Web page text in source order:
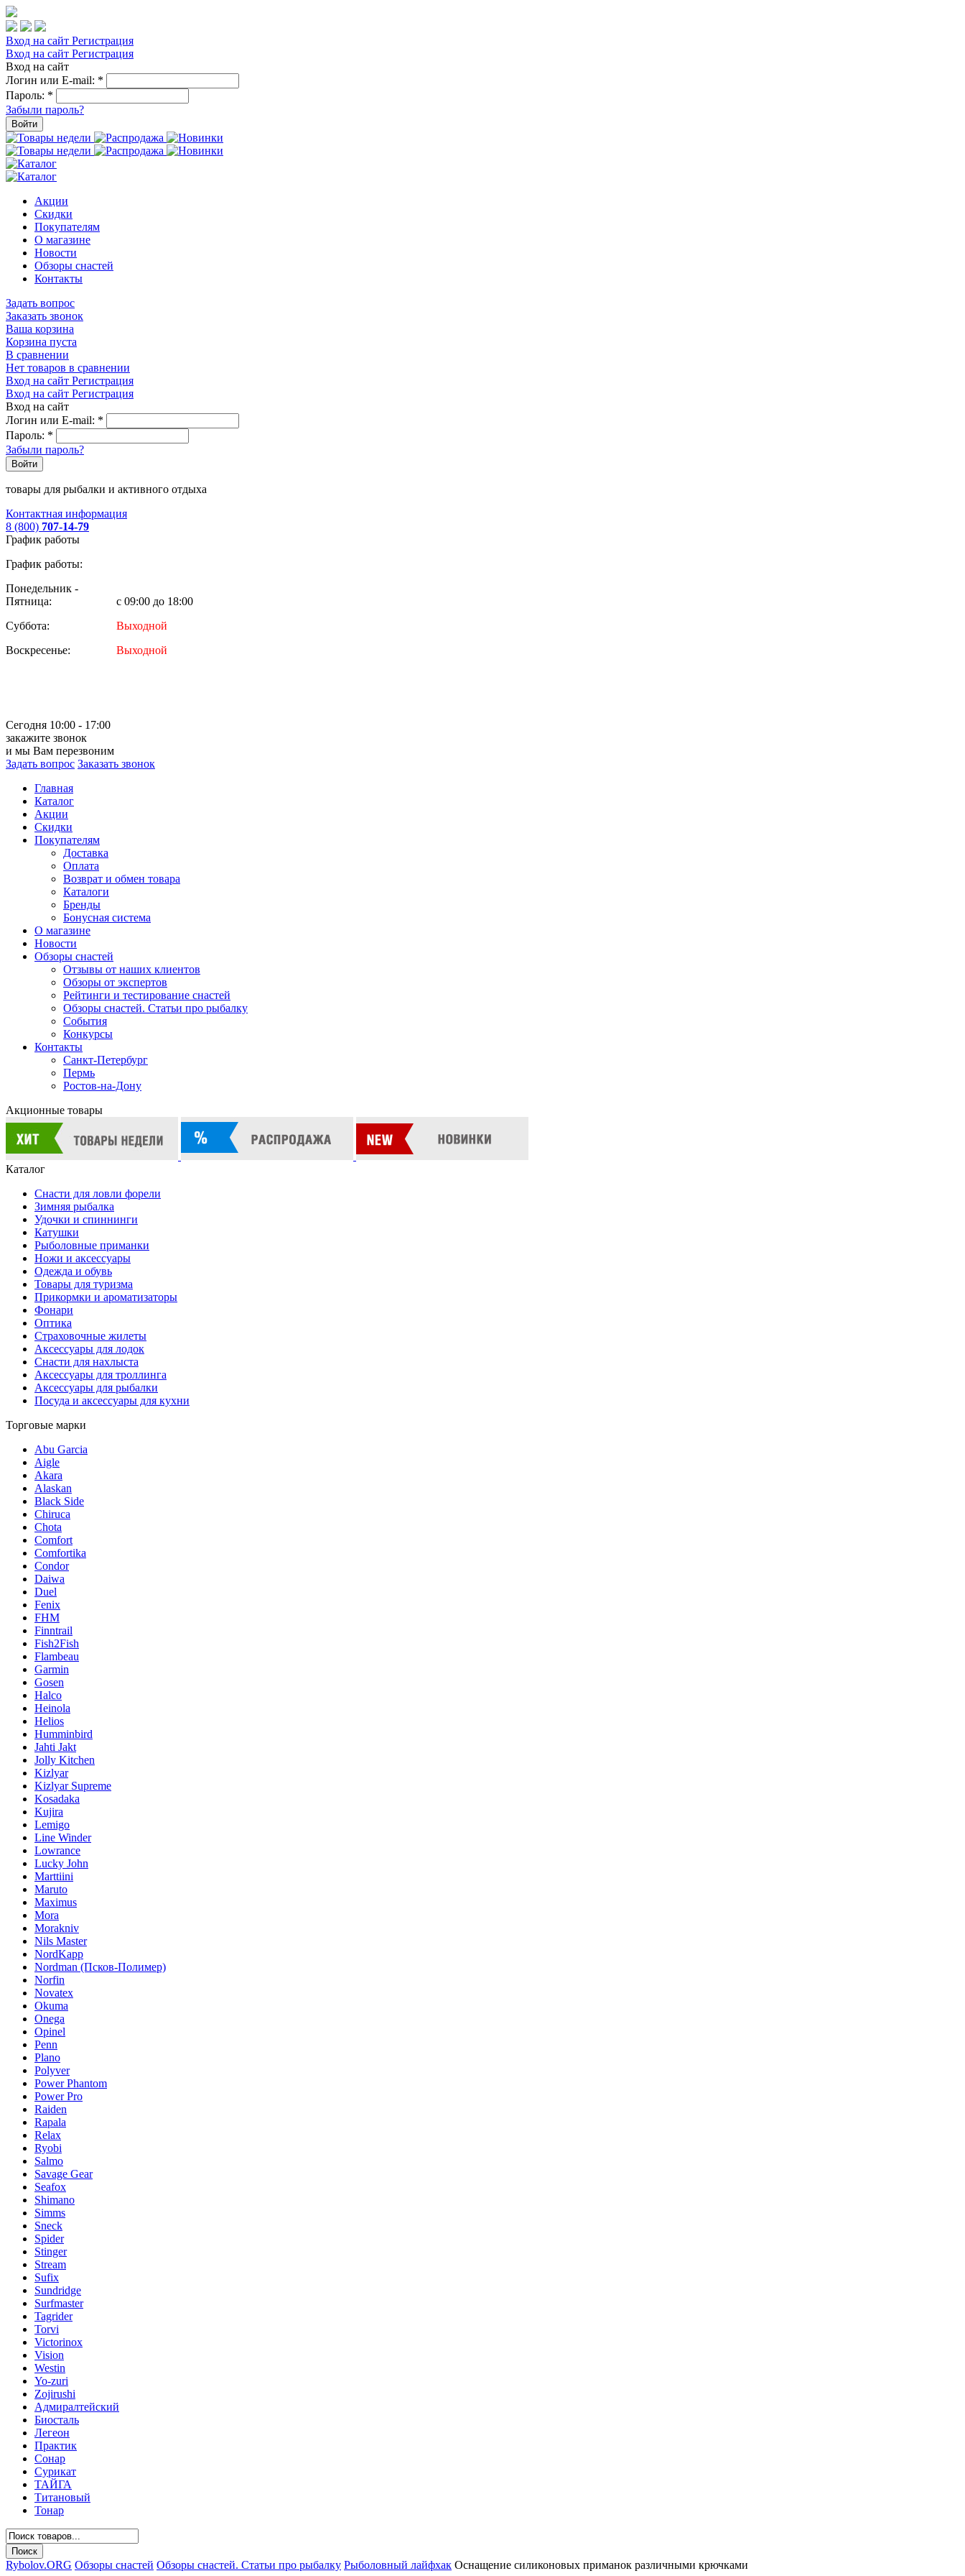
Вход на сайт Регистрация
Вход на сайт Регистрация
Вход на сайт
Логин или E-mail: *
Пароль: *
Забыли пароль?
Войти
Акции
Скидки
Покупателям
О магазине
Новости
Обзоры снастей
Контакты
Задать вопрос
Заказать звонок
Ваша корзина
Корзина пуста
В сравнении
Нет товаров в сравнении
Вход на сайт Регистрация
Вход на сайт Регистрация
Вход на сайт
Логин или E-mail: *
Пароль: *
Забыли пароль?
Войти
товары для рыбалки и активного отдыха
Контактная информация
8 (800) 707-14-79
График работы
График работы:
Понедельник -
Пятница:
с 09:00 до 18:00
Суббота:
Выходной
Воскресенье:
Выходной
Сегодня 10:00 - 17:00
закажите звонок
и мы Вам перезвоним
Задать вопрос Заказать звонок
Главная
Каталог
Акции
Скидки
Покупателям
Доставка
Оплата
Возврат и обмен товара
Каталоги
Бренды
Бонусная система
О магазине
Новости
Обзоры снастей
Отзывы от наших клиентов
Обзоры от экспертов
Рейтинги и тестирование снастей
Обзоры снастей. Статьи про рыбалку
События
Конкурсы
Контакты
Санкт-Петербург
Пермь
Ростов-на-Дону
Акционные товары
Каталог
Снасти для ловли форели
Зимняя рыбалка
Удочки и спиннинги
Катушки
Рыболовные приманки
Ножи и аксессуары
Одежда и обувь
Товары для туризма
Прикормки и ароматизаторы
Фонари
Оптика
Страховочные жилеты
Аксессуары для лодок
Снасти для нахлыста
Аксессуары для троллинга
Аксессуары для рыбалки
Посуда и аксессуары для кухни
Торговые марки
Abu Garcia
Aigle
Akara
Alaskan
Black Side
Chiruca
Chota
Comfort
Comfortika
Condor
Daiwa
Duel
Fenix
FHM
Finntrail
Fish2Fish
Flambeau
Garmin
Gosen
Halco
Heinola
Helios
Humminbird
Jahti Jakt
Jolly Kitchen
Kizlyar
Kizlyar Supreme
Kosadaka
Kujira
Lemigo
Line Winder
Lowrance
Lucky John
Marttiini
Maruto
Maximus
Mora
Morakniv
Nils Master
NordKapp
Nordman (Псков-Полимер)
Norfin
Novatex
Okuma
Onega
Opinel
Penn
Plano
Polyver
Power Phantom
Power Pro
Raiden
Rapala
Relax
Ryobi
Salmo
Savage Gear
Seafox
Shimano
Simms
Sneck
Spider
Stinger
Stream
Sufix
Sundridge
Surfmaster
Tagrider
Torvi
Victorinox
Vision
Westin
Yo-zuri
Zojirushi
Адмиралтейский
Биосталь
Легеон
Практик
Сонар
Сурикат
ТАЙГА
Титановый
Тонар
Rybolov.ORG Обзоры снастей Обзоры снастей. Статьи про рыбалку Рыболовный лайфхак Оснащение силиконовых приманок различными крючками